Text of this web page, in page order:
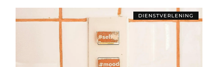
DIENSTVERLENING